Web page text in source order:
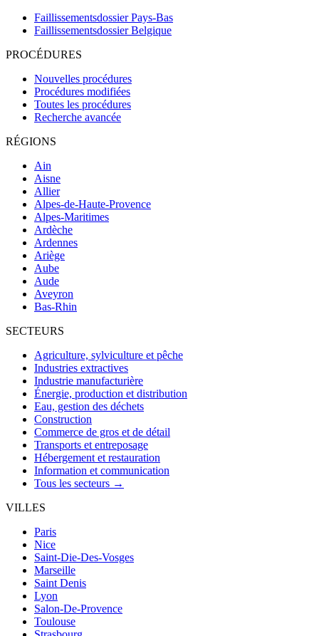
Faillissementsdossier Pays-Bas
Faillissementsdossier Belgique
PROCÉDURES
Nouvelles procédures
Procédures modifiées
Toutes les procédures
Recherche avancée
RÉGIONS
Ain
Aisne
Allier
Alpes-de-Haute-Provence
Alpes-Maritimes
Ardèche
Ardennes
Ariège
Aube
Aude
Aveyron
Bas-Rhin
SECTEURS
Agriculture, sylviculture et pêche
Industries extractives
Industrie manufacturière
Énergie, production et distribution
Eau, gestion des déchets
Construction
Commerce de gros et de détail
Transports et entreposage
Hébergement et restauration
Information et communication
Tous les secteurs →
VILLES
Paris
Nice
Saint-Die-Des-Vosges
Marseille
Saint Denis
Lyon
Salon-De-Provence
Toulouse